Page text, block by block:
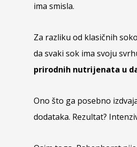
ima smisla.
Za razliku od klasičnih
da svaki sok ima svoju
prirodnih nutrijenata u
Ono što ga posebno
dodataka. Rezultat?